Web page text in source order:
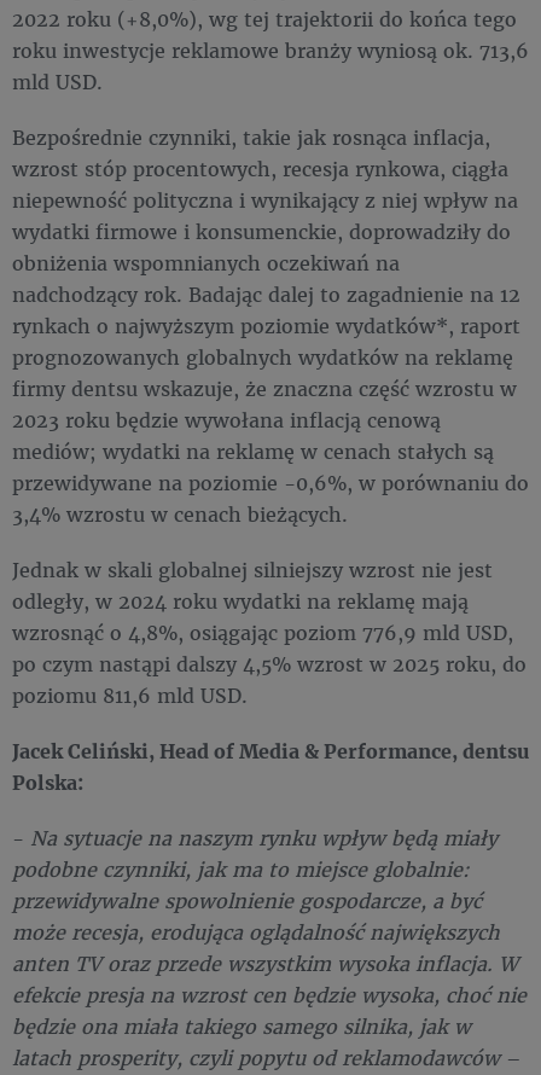
2022 roku (+8,0%), wg tej trajektorii do końca tego
roku inwestycje reklamowe branży wyniosą ok. 713,6
mld USD.
Bezpośrednie czynniki, takie jak rosnąca inflacja,
wzrost stóp procentowych, recesja rynkowa, ciągła
niepewność polityczna i wynikający z niej wpływ na
wydatki firmowe i konsumenckie, doprowadziły do
obniżenia wspomnianych oczekiwań na
nadchodzący rok. Badając dalej to zagadnienie na 12
rynkach o najwyższym poziomie wydatków*, raport
prognozowanych globalnych wydatków na reklamę
firmy dentsu wskazuje, że znaczna część wzrostu w
2023 roku będzie wywołana inflacją cenową
mediów; wydatki na reklamę w cenach stałych są
przewidywane na poziomie -0,6%, w porównaniu do
3,4% wzrostu w cenach bieżących.
Jednak w skali globalnej silniejszy wzrost nie jest
odległy, w 2024 roku wydatki na reklamę mają
wzrosnąć o 4,8%, osiągając poziom 776,9 mld USD,
po czym nastąpi dalszy 4,5% wzrost w 2025 roku, do
poziomu 811,6 mld USD.
Jacek Celiński, Head of Media & Performance, dentsu
Polska:
- Na sytuacje na naszym rynku wpływ będą miały
podobne czynniki, jak ma to miejsce globalnie:
przewidywalne spowolnienie gospodarcze, a być
może recesja, erodująca oglądalność największych
anten TV oraz przede wszystkim wysoka inflacja. W
efekcie presja na wzrost cen będzie wysoka, choć nie
będzie ona miała takiego samego silnika, jak w
latach prosperity, czyli popytu od reklamodawców–